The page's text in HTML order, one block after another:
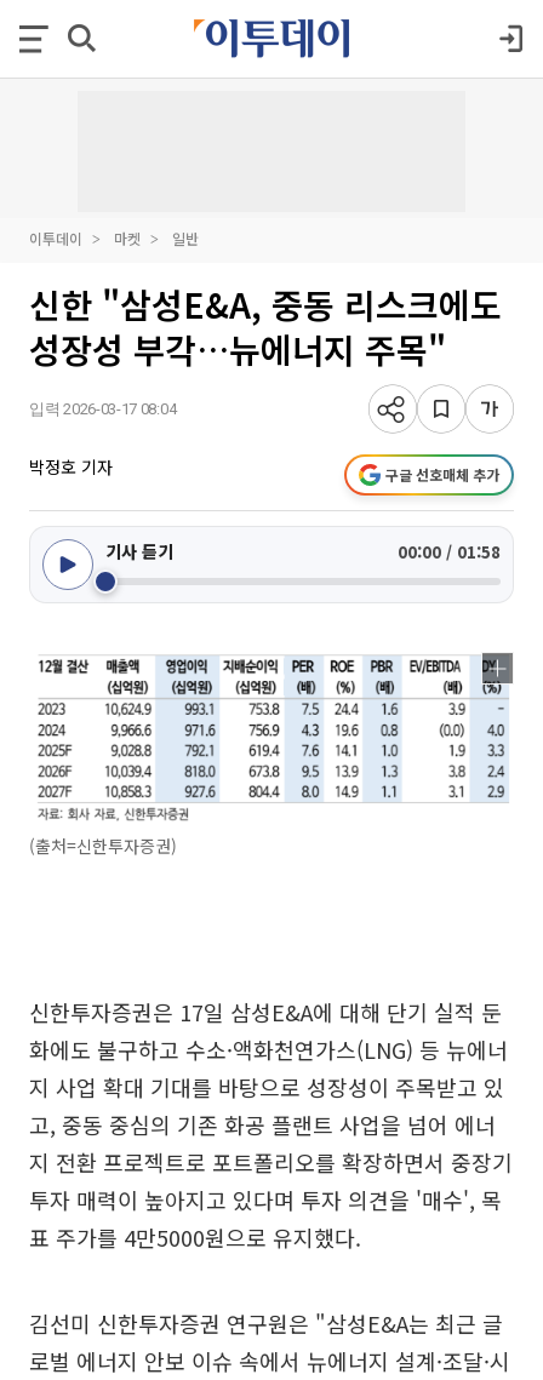
이투데이 마켓 일반
신한 "삼성E&A, 중동 리스크에도
성장성 부각…뉴에너지 주목"
입력 2026-03-17 08:04
박정호 기자 구글 선호매체 추가
기사 듣기 00:00 / 01:58
(출처=신한투자증권)
신한투자증권은 17일 삼성E&A에 대해 단기 실적 둔
화에도 불구하고 수소·액화천연가스(LNG) 등 뉴에너
지 사업 확대 기대를 바탕으로 성장성이 주목받고 있
고, 중동 중심의 기존 화공 플랜트 사업을 넘어 에너
지 전환 프로젝트로 포트폴리오를 확장하면서 중장기
투자 매력이 높아지고 있다며 투자 의견을 '매수', 목
표 주가를 4만5000원으로 유지했다.
김선미 신한투자증권 연구원은 "삼성E&A는 최근 글
로벌 에너지 안보 이슈 속에서 뉴에너지 설계·조달·시